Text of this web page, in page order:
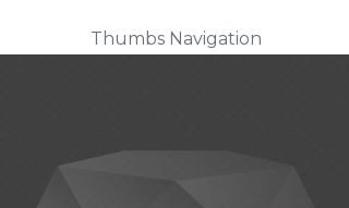
Thumbs Navigation